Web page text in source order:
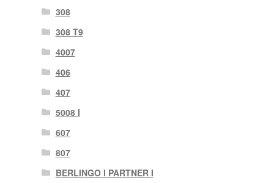
308
308 T9
4007
406
407
5008 I
607
807
BERLINGO I PARTNER I